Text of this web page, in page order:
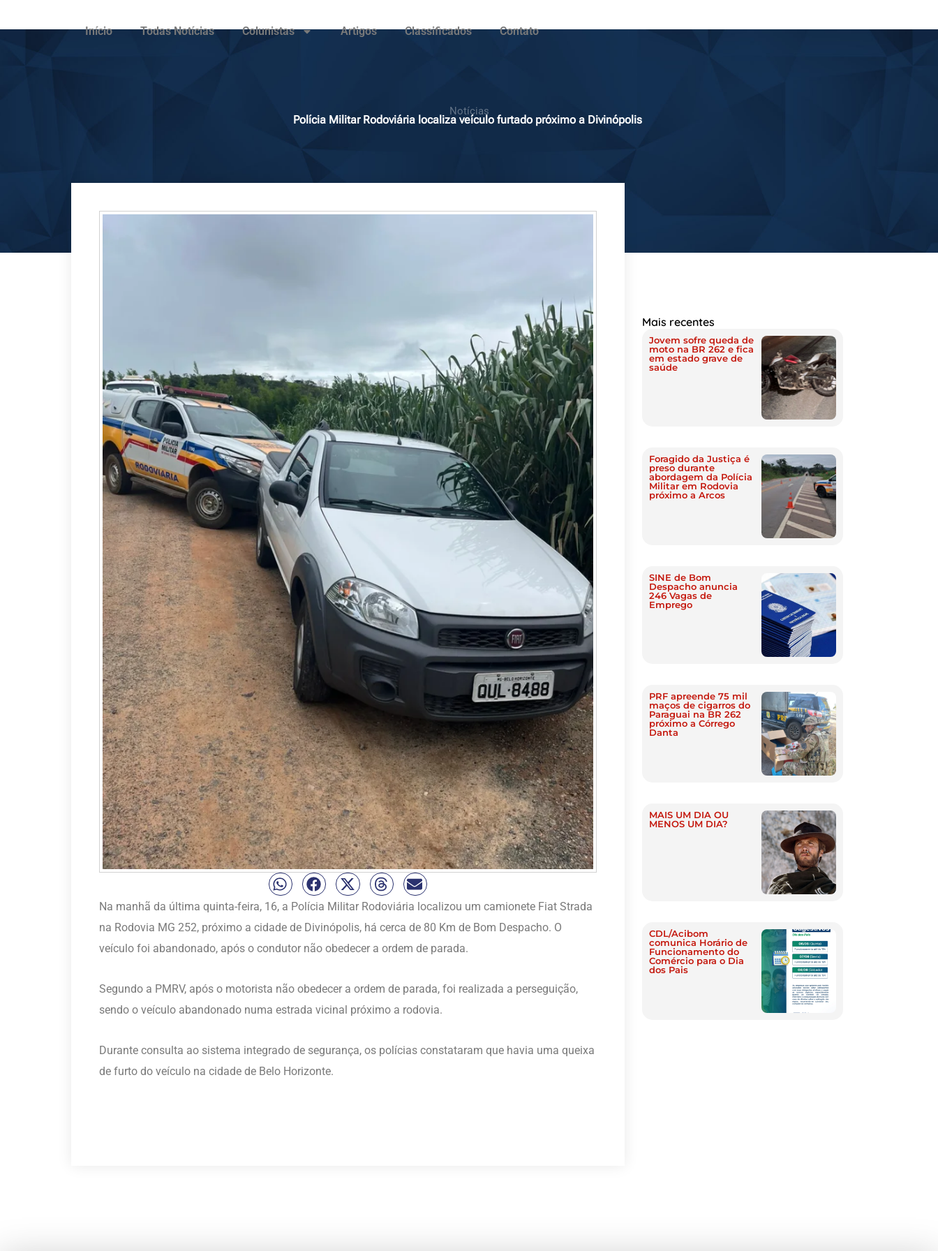
Início Todas Notícias Colunistas Artigos Classificados Contato
Notícias
Polícia Militar Rodoviária localiza veículo furtado próximo a Divinópolis
Na manhã da última quinta-feira, 16, a Polícia Militar Rodoviária localizou um camionete Fiat Strada
na Rodovia MG 252, próximo a cidade de Divinópolis, há cerca de 80 Km de Bom Despacho. O
veículo foi abandonado, após o condutor não obedecer a ordem de parada.
Segundo a PMRV, após o motorista não obedecer a ordem de parada, foi realizada a perseguição,
sendo o veículo abandonado numa estrada vicinal próximo a rodovia.
Durante consulta ao sistema integrado de segurança, os polícias constataram que havia uma queixa
de furto do veículo na cidade de Belo Horizonte.
Mais recentes
Jovem sofre queda de
moto na BR 262 e fica
em estado grave de
saúde
Foragido da Justiça é
preso durante
abordagem da Polícia
Militar em Rodovia
próximo a Arcos
SINE de Bom
Despacho anuncia
246 Vagas de
Emprego
PRF apreende 75 mil
maços de cigarros do
Paraguai na BR 262
próximo a Córrego
Danta
MAIS UM DIA OU
MENOS UM DIA?
CDL/Acibom
comunica Horário de
Funcionamento do
Comércio para o Dia
dos Pais